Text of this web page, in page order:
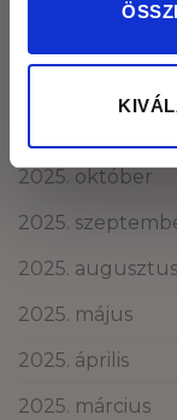
2025. október
2025.
2025. augusztus
2025. május
2025. április
2025. március